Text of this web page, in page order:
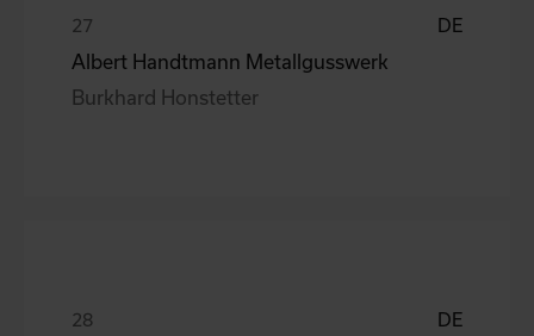
DE
Albert Handtmann Metallgusswerk
Burkhard Honstetter
DE